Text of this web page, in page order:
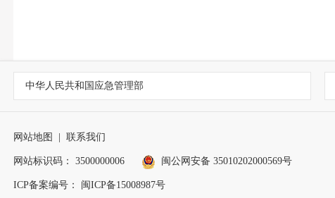
中华人民共和国应急管理部
网站地图 联系我们
网站标识码： 3500000006 闽公网安备 35010202000569号
ICP备案编号： 闽ICP备15008987号